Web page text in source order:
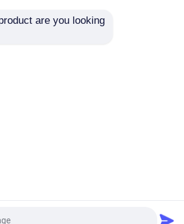
機械
動 フ
Packing Machine Co., Ltd.. All
are you looking